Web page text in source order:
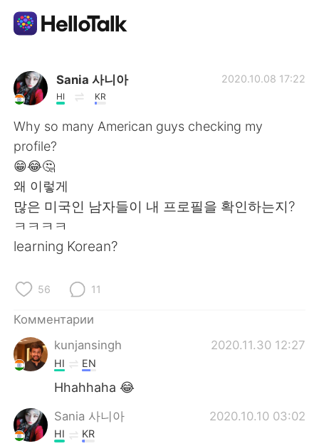
Приложение для Языкового Обмена
AI Grammar Checker
Русский
English 简体中文
繁體中文
العربية
Deutsch
한국어
Indonesia
Türkçe
Sania 사니아
HI KR
2020.10.08 17:22
Why so many American guys checking my
profile?
😁😂🤔
왜 이렇게
많은 미국인 남자들이 내 프로필을 확인하는지?
ㅋㅋㅋㅋ
learning Korean?
56 11
Комментарии
kunjansingh
2020.11.30 12:27
HI EN
Hhahhaha 😂
Sania 사니아 2020.10.10 03:02
HI KR